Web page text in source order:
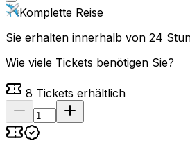
Komplette Reise
Sie erhalten innerhalb von 24
Wie viele Tickets benötigen Sie?
8 Tickets erhältlich